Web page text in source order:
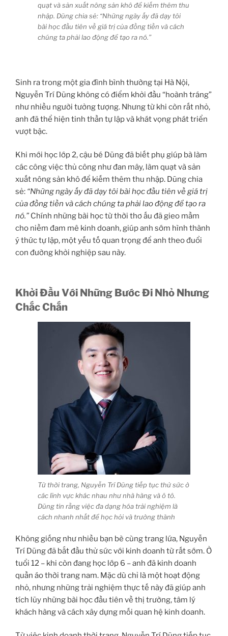
quạt và sản xuất nông sản khô để kiếm thêm thu
nhập. Dũng chia sẻ: “Những ngày ấy đã dạy tôi
bài học đầu tiên về giá trị của đồng tiền và cách
chúng ta phải lao động để tạo ra nó.”
Sinh ra trong một gia đình bình thường tại Hà Nội,
Nguyễn Trí Dũng không có điểm khởi đầu “hoành tráng”
như nhiều người tưởng tượng. Nhưng từ khi còn rất nhỏ,
anh đã thể hiện tinh thần tự lập và khát vọng phát triển
vượt bậc.
Khi mới học lớp 2, cậu bé Dũng đã biết phụ giúp bà làm
các công việc thủ công như đan mây, làm quạt và sản
xuất nông sản khô để kiếm thêm thu nhập. Dũng chia
sẻ: “Những ngày ấy đã dạy tôi bài học đầu tiên về giá trị
của đồng tiền và cách chúng ta phải lao động để tạo ra
nó.” Chính những bài học từ thời thơ ấu đã gieo mầm
cho niềm đam mê kinh doanh, giúp anh sớm hình thành
ý thức tự lập, một yếu tố quan trọng để anh theo đuổi
con đường khởi nghiệp sau này.
Khởi Đầu Với Những Bước Đi Nhỏ Nhưng
Chắc Chắn
Từ thời trang, Nguyễn Trí Dũng tiếp tục thử sức ở
các lĩnh vực khác nhau như nhà hàng và ô tô.
Dũng tin rằng việc đa dạng hóa trải nghiệm là
cách nhanh nhất để học hỏi và trưởng thành
Không giống như nhiều bạn bè cùng trang lứa, Nguyễn
Trí Dũng đã bắt đầu thử sức với kinh doanh từ rất sớm. Ở
tuổi 12 – khi còn đang học lớp 6 – anh đã kinh doanh
quần áo thời trang nam. Mặc dù chỉ là một hoạt động
nhỏ, nhưng những trải nghiệm thực tế này đã giúp anh
tích lũy những bài học đầu tiên về thị trường, tâm lý
khách hàng và cách xây dựng mối quan hệ kinh doanh.